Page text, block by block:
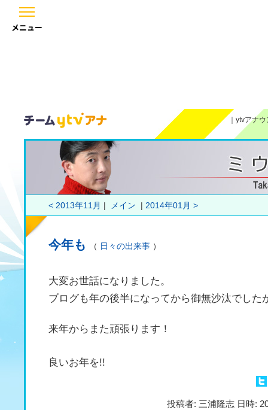
メニュー
ytvアナ
< 2013年11月 メイン 2014年01月 >
今年も （ 日々の出来事 ）
大変お世話になりました。
ブログも年の後半になってから御無沙汰でし
来年からまた頑張ります！
良いお年を!!
投稿者: 三浦隆志 日時: